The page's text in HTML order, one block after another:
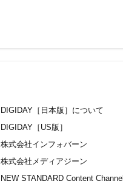
DIGIDAY［日本版］について
DIGIDAY［US版］
株式会社インフォバーン
株式会社メディアジーン
NEW STANDARD Content Channel